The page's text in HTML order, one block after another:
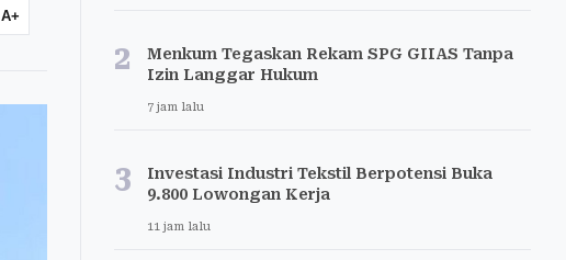
A+
2
Menkum Tegaskan Rekam SPG GIIAS Tanpa
Izin Langgar Hukum
7 jam lalu
3
Investasi Industri Tekstil Berpotensi Buka
9.800 Lowongan Kerja
11 jam lalu